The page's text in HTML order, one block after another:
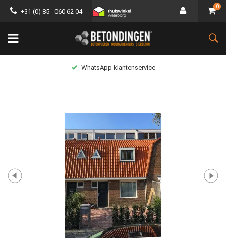
+31 (0) 85 - 060 62 04
0
WhatsApp klantenservice